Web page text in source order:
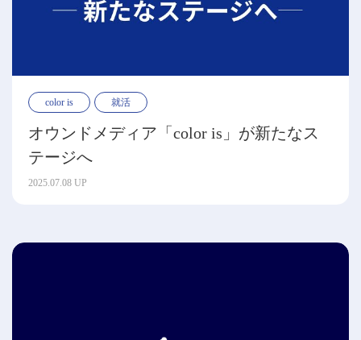
color is 就活
オウンドメディア「color is」が新たなス
テージへ
2025.07.08 UP